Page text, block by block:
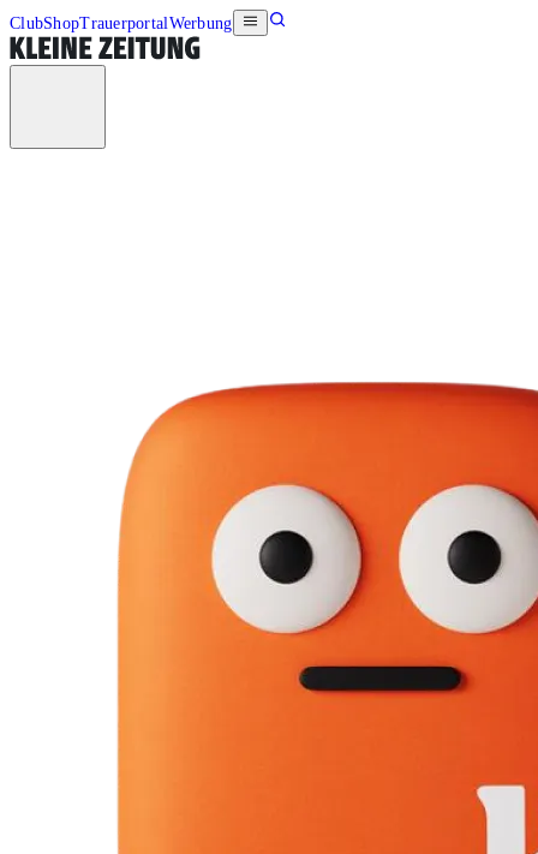
ClubShopTrauerportalWerbung